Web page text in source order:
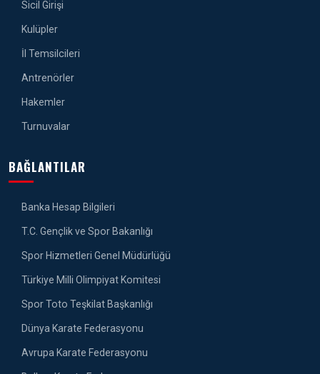
Sicil Girişi
Kulüpler
İl Temsilcileri
Antrenörler
Hakemler
Turnuvalar
BAĞLANTILAR
Banka Hesap Bilgileri
T.C. Gençlik ve Spor Bakanlığı
Spor Hizmetleri Genel Müdürlüğü
Türkiye Milli Olimpiyat Komitesi
Spor Toto Teşkilat Başkanlığı
Dünya Karate Federasyonu
Avrupa Karate Federasyonu